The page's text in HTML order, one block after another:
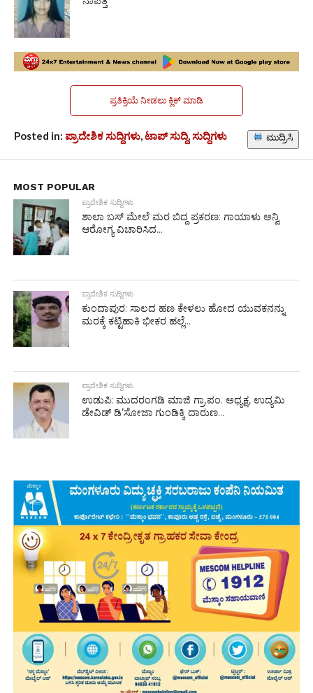
ಪ್ರತಿಕ್ರಿಯೆ ನೀಡಲು ಕ್ಲಿಕ್ ಮಾಡಿ
Posted in: ಪ್ರಾದೇಶಿಕ ಸುದ್ದಿಗಳು,ಟಾಪ್ ಸುದ್ದಿ,ಸುದ್ದಿಗಳು ಮುದ್ರಿಸಿ
MOST POPULAR
ಪ್ರಾದೇಶಿಕ ಸುದ್ದಿಗಳು
ಶಾಲಾ ಬಸ್ ಮೇಲೆ ಮರ ಬಿದ್ದ ಪ್ರಕರಣ: ಗಾಯಾಳು ಅನ್ವಿ
ಆರೋಗ್ಯ ವಿಚಾರಿಸಿದ...
ಪ್ರಾದೇಶಿಕ ಸುದ್ದಿಗಳು
ಕುಂದಾಪುರ: ಸಾಲದ ಹಣ ಕೇಳಲು ಹೋದ ಯುವಕನನ್ನು
ಮರಕ್ಕೆ ಕಟ್ಟಿಹಾಕಿ ಭೀಕರ ಹಲ್ಲೆ...
ಪ್ರಾದೇಶಿಕ ಸುದ್ದಿಗಳು
ಉಡುಪಿ: ಮುದರಂಗಡಿ ಮಾಜಿ ಗ್ರಾ.ಪಂ. ಅಧ್ಯಕ್ಷ, ಉದ್ಯಮಿ
ಡೇವಿಡ್ ಡಿ’ಸೋಜಾ ಗುಂಡಿಕ್ಕಿ ದಾರುಣ...